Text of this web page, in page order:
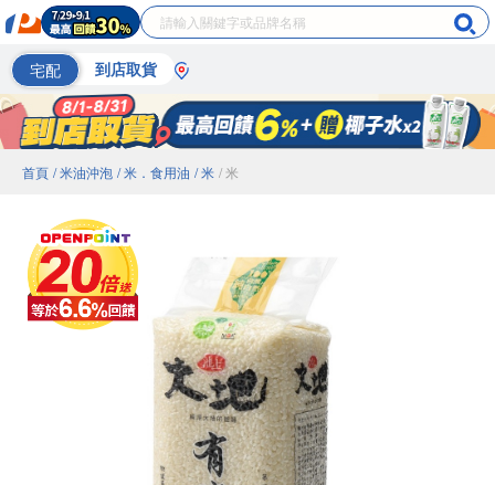
宅配 到店取貨
首頁 / 米油沖泡 / 米．食用油 / 米 / 米